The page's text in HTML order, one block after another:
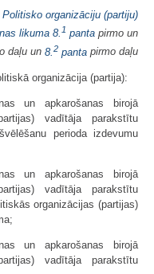
Politisko organizāciju (partiju)
likuma 8. 1 panta pirmo un
daļu un 8. 2 panta pirmo daļu
organizācija (partija):
un apkarošanas birojā
vadītāja parakstītu
perioda izdevumu
un apkarošanas birojā
vadītāja parakstītu
organizācijas (partijas)
un apkarošanas birojā
vadītāja parakstītu